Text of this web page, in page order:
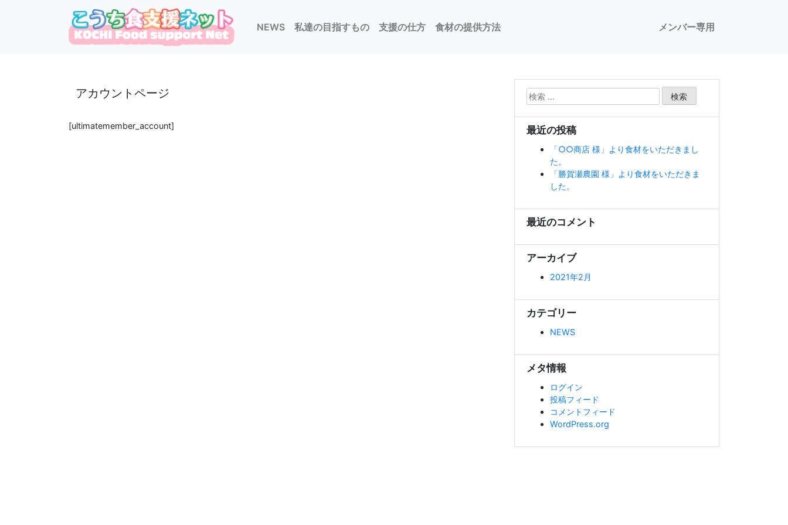
NEWS 私達の目指すもの 支援の仕方 食材の提供方法 メンバー専用
アカウントページ
[ultimatemember_account]
検
索:
最近の投稿
「○○商店 様」より食材をいただきまし
た。
「勝賀瀬農園 様」より食材をいただきま
した。
最近のコメント
アーカイブ
2021年2月
カテゴリー
NEWS
メタ情報
ログイン
投稿フィード
コメントフィード
WordPress.org